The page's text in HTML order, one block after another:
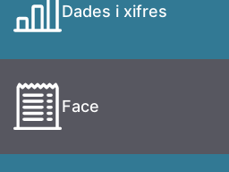
Dades i xifres
Face